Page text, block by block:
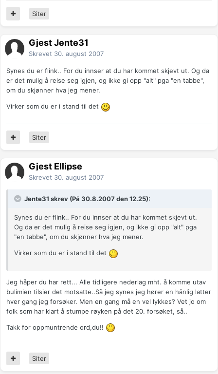
Siter
Gjest Jente31
Skrevet 30. august 2007
Synes du er flink.. For du innser at du har kommet skjevt ut. Og da
er det mulig å reise seg igjen, og ikke gi opp "alt" pga "en tabbe",
om du skjønner hva jeg mener.
Virker som du er i stand til det
Siter
Gjest Ellipse
Skrevet 30. august 2007
Jente31 skrev (På 30.8.2007 den 12.25):
Synes du er flink.. For du innser at du har kommet skjevt ut.
Og da er det mulig å reise seg igjen, og ikke gi opp "alt" pga
"en tabbe", om du skjønner hva jeg mener.
Virker som du er i stand til det
Jeg håper du har rett... Alle tidligere nederlag mht. å komme utav
bulimien tilsier det motsatte..Så jeg synes jeg hører en hånlig latter
hver gang jeg forsøker. Men en gang må en vel lykkes? Vet jo om
folk som har klart å stumpe røyken på det 20. forsøket, så..
Takk for oppmuntrende ord,du!!
Siter